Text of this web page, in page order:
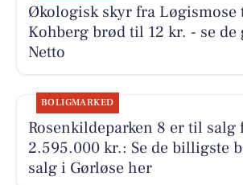
Økologisk skyr fra Løgismose
Kohberg brød til 12 kr. - se
Netto
BOLIGMARKED
Rosenkildeparken 8 er til salg
2.595.000 kr.: Se de billigste
salg i Gørløse her